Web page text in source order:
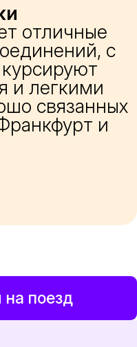
отличные
с
и легкими
связанных
и
поезд